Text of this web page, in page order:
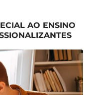
AO ENSINO